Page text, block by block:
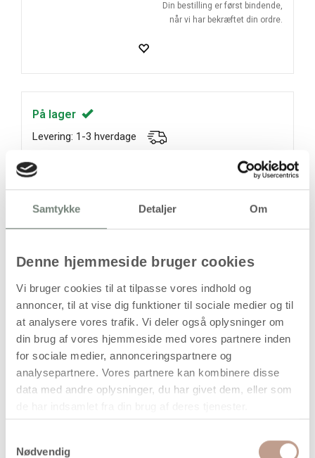
Samtykke Detaljer Om
Denne hjemmeside bruger cookies
Vi bruger cookies til at tilpasse vores indhold og
annoncer, til at vise dig funktioner til sociale medier og til
at analysere vores trafik. Vi deler også oplysninger om
din brug af vores hjemmeside med vores partnere inden
for sociale medier, annonceringspartnere og
analysepartnere. Vores partnere kan kombinere disse
data med andre oplysninger, du har givet dem, eller som
Nødvendig
Din bestilling er først bindende,
når vi har bekræftet din ordre.
På lager
Levering: 1-3 hverdage
Stort bogstav Y af træ
Produktbeskrivelse
Dette bogstav er udført i træ og formet som et stort Y
(versal). Konstruktionen er massiv og egnet til dekorative
formål, skiltning og kreative projekter, hvor et tydeligt og
stabilt bogstav ønskes. Træmaterialet giver en fast
struktur og en overflade, der kan anvendes ubehandlet eller
efterbehandles efter behov.
Bogstavet leveres som ét enkelt stykke. Overfladen kan